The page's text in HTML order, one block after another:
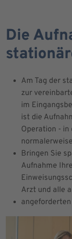
Die
Am Tag der
zur
im
ist die
Operation - in
Bringen Sie
Aufnahme
Arzt und alle